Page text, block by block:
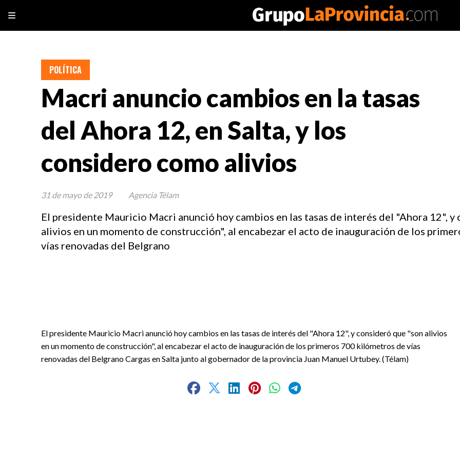
Macri anuncio cambios en la tasas
del Ahora 12, en Salta, y los
considero como alivios
El presidente Mauricio Macri anunció hoy cambios en las tasas de interés del "Ahora 12", y
alivios en un momento de construcción", al encabezar el acto de inauguración de los
vías renovadas del Belgrano
POLÍTICA
31 de mayo de 2019 Agencia Télam
El presidente Mauricio Macri anunció hoy cambios en las tasas de interés del "Ahora 12", y consideró que "son alivios
en un momento de construcción", al encabezar el acto de inauguración de los primeros 700 kilómetros de vías
renovadas del Belgrano Cargas en Salta junto al gobernador de la provincia Juan Manuel Urtubey. (Télam)